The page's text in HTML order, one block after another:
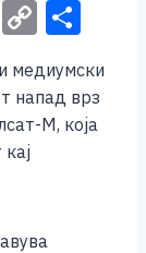
E C
p
y
k
ar
e
медиумски
напад врз
М, која